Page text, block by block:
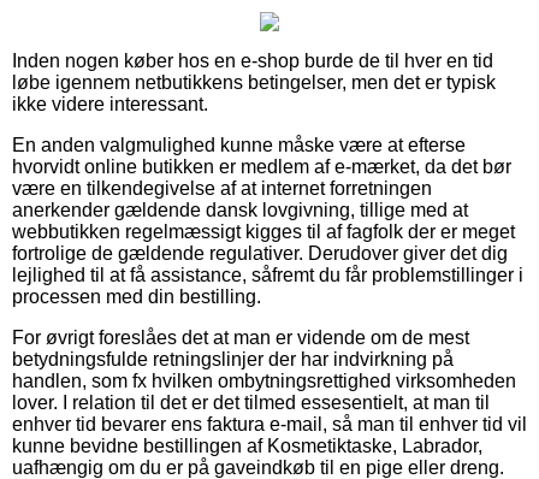
Inden nogen køber hos en e-shop burde de til hver en tid
løbe igennem netbutikkens betingelser, men det er typisk
ikke videre interessant.
En anden valgmulighed kunne måske være at efterse
hvorvidt online butikken er medlem af e-mærket, da det bør
være en tilkendegivelse af at internet forretningen
anerkender gældende dansk lovgivning, tillige med at
webbutikken regelmæssigt kigges til af fagfolk der er meget
fortrolige de gældende regulativer. Derudover giver det dig
lejlighed til at få assistance, såfremt du får problemstillinger i
processen med din bestilling.
For øvrigt foreslåes det at man er vidende om de mest
betydningsfulde retningslinjer der har indvirkning på
handlen, som fx hvilken ombytningsrettighed virksomheden
lover. I relation til det er det tilmed essesentielt, at man til
enhver tid bevarer ens faktura e-mail, så man til enhver tid vil
kunne bevidne bestillingen af Kosmetiktaske, Labrador,
uafhængig om du er på gaveindkøb til en pige eller dreng.